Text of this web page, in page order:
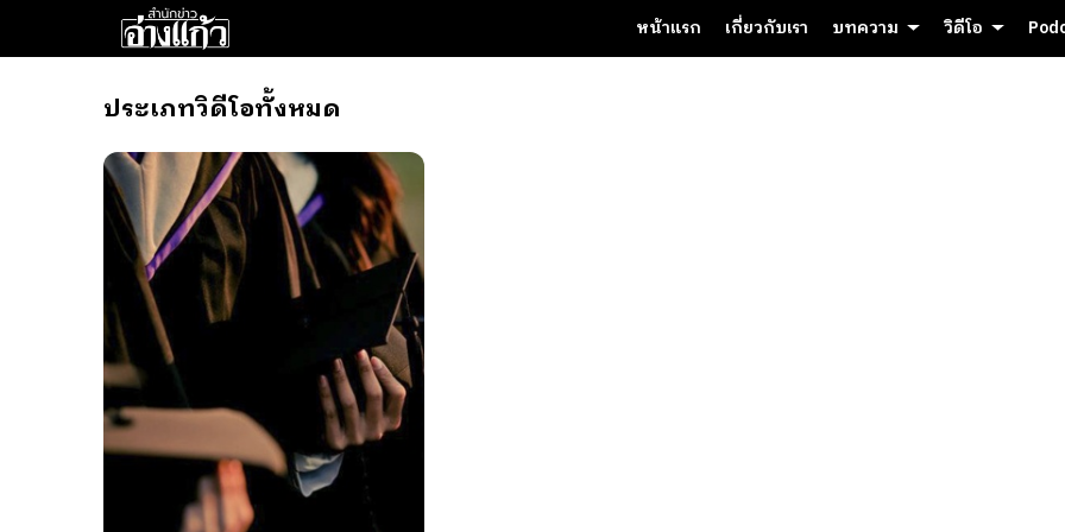
หน้าแรก เกี่ยวกับเรา บทความ วิดีโอ
ประเภทวิดีโอทั้งหมด